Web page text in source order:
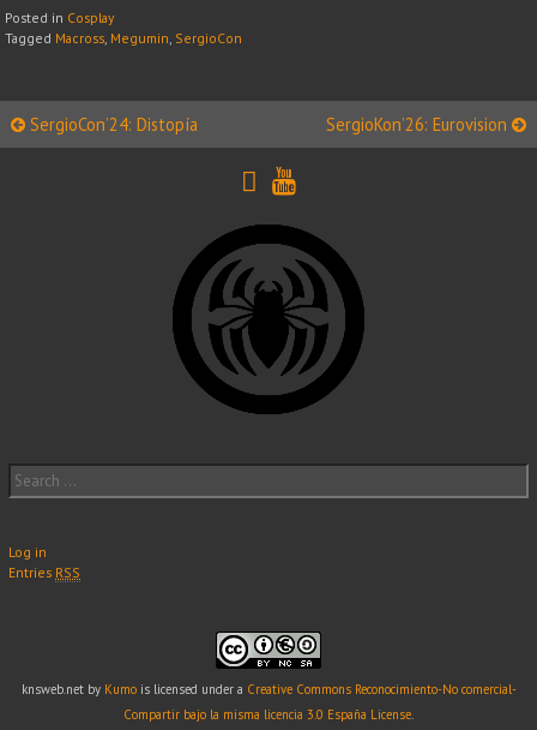
Posted in Cosplay
Tagged Macross, Megumin, SergioCon
Post
SergioCon’24: Distopía SergioKon’26: Eurovision
Search
for:
Log in
Entries RSS
knsweb.netby Kumois licensed under a Creative Commons Reconocimiento-No comercial-
Compartir bajo la misma licencia 3.0 España License.